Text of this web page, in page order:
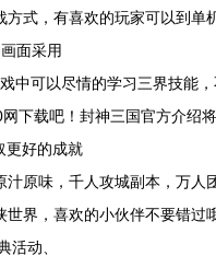
式，有喜欢的玩家可以到单
面采用
可以尽情的学习三界技能，
下载吧！封神三国官方介绍
更好的成就
原味，千人攻城副本，万人
界，喜欢的小伙伴不要错过
活动、